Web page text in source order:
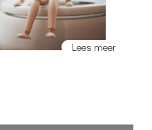
Lees meer